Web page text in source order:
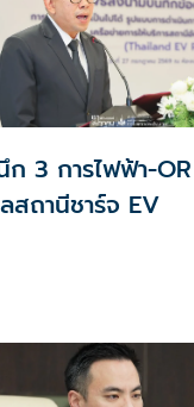
3 การไฟฟ้า-
สถานีชาร์จ EV